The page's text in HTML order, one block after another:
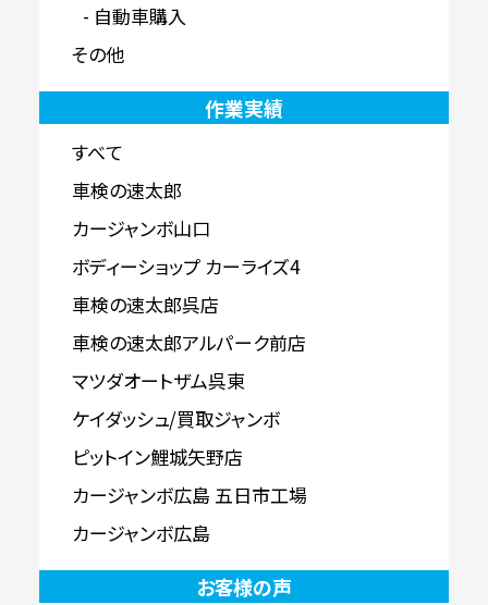
自動車購入
その他
作業実績
すべて
車検の速太郎
カージャンボ山口
ボディーショップ カーライズ4
車検の速太郎呉店
車検の速太郎アルパーク前店
マツダオートザム呉東
ケイダッシュ/買取ジャンボ
ピットイン鯉城矢野店
カージャンボ広島 五日市工場
カージャンボ広島
お客様の声